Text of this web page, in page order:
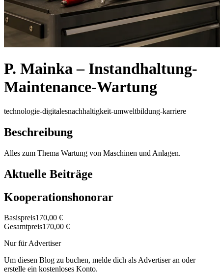
P. Mainka – Instandhaltung-
Maintenance-Wartung
technologie-digitalesnachhaltigkeit-umweltbildung-karriere
Beschreibung
Alles zum Thema Wartung von Maschinen und Anlagen.
Aktuelle Beiträge
Kooperationshonorar
Basispreis170,00 €
Gesamtpreis170,00 €
Nur für Advertiser
Um diesen Blog zu buchen, melde dich als Advertiser an oder
erstelle ein kostenloses Konto.